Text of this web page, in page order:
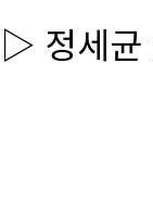
▷ 정세균